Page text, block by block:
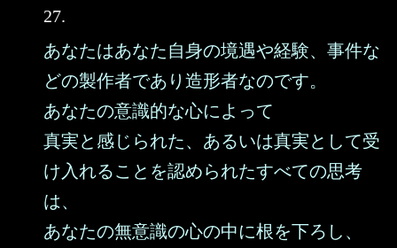
27.
あなたはあなた自身の境遇や経験、事件な
どの製作者であり造形者なのです。
あなたの意識的な心によって
真実と感じられた、あるいは真実として受
け入れることを認められたすべての思考
は、
あなたの無意識の心の中に根を下ろし、